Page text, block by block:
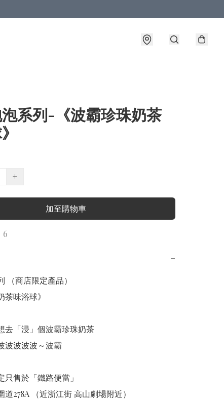
系列-《波霸珍珠奶茶
+
加至購物車
6
−
（商店限定產品）
茶味浴球》
去「浸」個波霸珍珠奶茶
波波波波～波霸
只售於「鐵路便當」
道278A （近浙江街 高山劇場附近）